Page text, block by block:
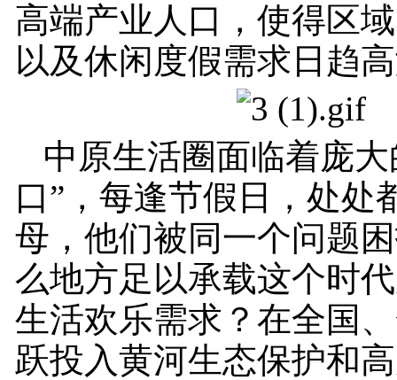
高端产业人口，使得区
以及休闲度假需求日趋
中原生活圈面临着庞
口”，每逢节假日，处处
母，他们被同一个问题
么地方足以承载这个时
生活欢乐需求？在全国
跃投入黄河生态保护和